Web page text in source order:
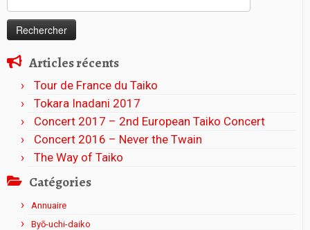
Articles récents
Tour de France du Taiko
Tokara Inadani 2017
Concert 2017 – 2nd European Taiko Concert
Concert 2016 – Never the Twain
The Way of Taiko
Catégories
Annuaire
Byō-uchi-daiko